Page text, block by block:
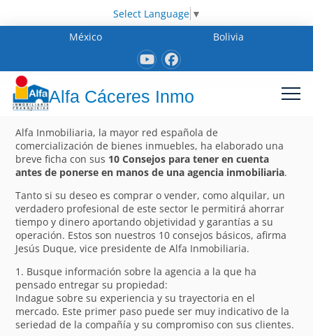
Select Language ▼
México
Bolivia
Alfa Cáceres Inmo
Alfa Inmobiliaria, la mayor red española de
comercialización de bienes inmuebles, ha elaborado una
breve ficha con sus 10 Consejos para tener en cuenta
antes de ponerse en manos de una agencia inmobiliaria.
Tanto si su deseo es comprar o vender, como alquilar, un
verdadero profesional de este sector le permitirá ahorrar
tiempo y dinero aportando objetividad y garantías a su
operación. Estos son nuestros 10 consejos básicos, afirma
Jesús Duque, vice presidente de Alfa Inmobiliaria.
1. Busque información sobre la agencia a la que ha
pensado entregar su propiedad:
Indague sobre su experiencia y su trayectoria en el
mercado. Este primer paso puede ser muy indicativo de la
seriedad de la compañía y su compromiso con sus clientes.